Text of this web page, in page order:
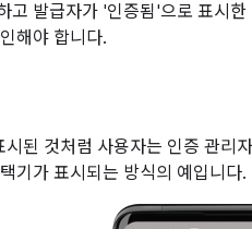
고 발급자가 '인증됨'으로 표시
해야 합니다.
된 것처럼 사용자는 인증 관리
기가 표시되는 방식의 예입니다.